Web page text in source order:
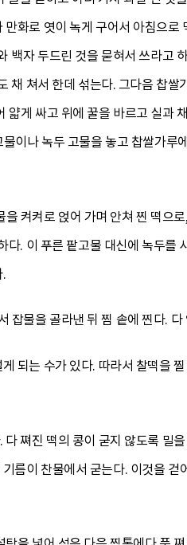
화로 엿이 녹게 구어서 아침으
백자 두드린 것을 묻혀서 쓰라고
채 쳐서 한데 섞는다. 그다음 찹
게 싸고 위에 꿀을 바르고 실과
이나 녹두 고물을 놓고 찹쌀가루
켜켜로 얹어 가며 안쳐 찐 떡으
. 이 푸른 팥고물 대신에 녹두를
잡물을 골라낸 뒤 찜 솥에 찐다.
되는 수가 있다. 따라서 찰떡을
쪄진 떡의 콩이 굳지 않도록 밀
름이 찬물에서 굳는다. 이것을